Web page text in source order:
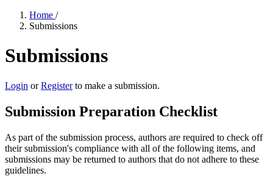
Home /
Submissions
Submissions
Login orRegisterto make a submission.
Submission Preparation Checklist
As part of the submission process, authors are required to check off
their submission's compliance with all of the following items, and
submissions may be returned to authors that do not adhere to these
guidelines.